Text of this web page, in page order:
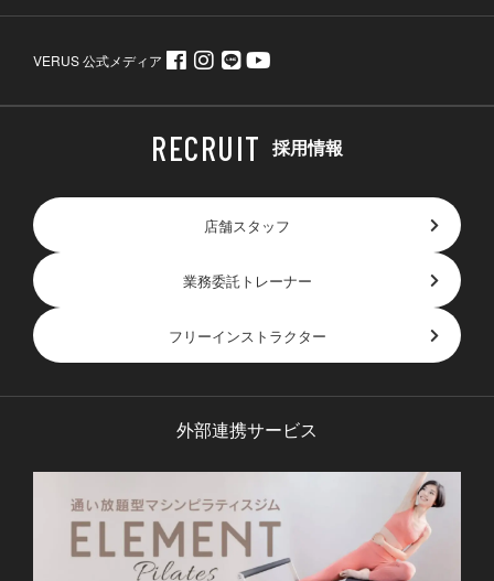
VERUS 公式メディア
採用情報
店舗スタッフ
業務委託トレーナー
フリーインストラクター
外部連携サービス